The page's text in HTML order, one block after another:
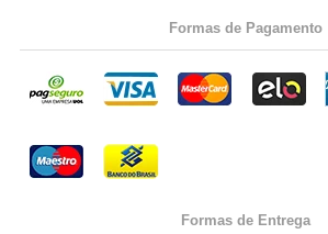
Formas de Pagamento
Formas de Entrega